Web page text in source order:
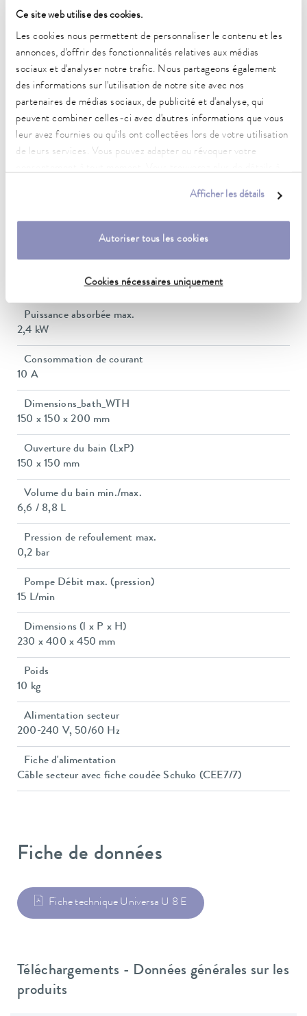
Ce site web utilise des cookies.
Les cookies nous permettent de personnaliser le contenu et les
annonces, d'offrir des fonctionnalités relatives aux médias
sociaux et d'analyser notre trafic. Nous partageons également
des informations sur l'utilisation de notre site avec nos
partenaires de médias sociaux, de publicité et d'analyse, qui
peuvent combiner celles-ci avec d'autres informations que vous
leur avez fournies ou qu'ils ont collectées lors de votre utilisation
de leurs services. Vous pouvez adapter ou révoquer votre
Afficher les détails
Autoriser tous les cookies
Cookies nécessaires uniquement
Plage de température de fonctionnement
35 ... 100 °C
Plage de température de fonctionnement avec
20 ... 100 °C
Plage de température de fonctionnement
-30 ... 100 °C
Puissance absorbée max.
2,4 kW
Consommation de courant
10 A
Dimensions_bath_WTH
150 x 150 x 200 mm
Ouverture du bain (LxP)
150 x 150 mm
Volume du bain min./max.
6,6 / 8,8 L
Pression de refoulement max.
0,2 bar
Pompe Débit max. (pression)
15 L/min
Dimensions (l x P x H)
230 x 400 x 450 mm
Poids
10 kg
Alimentation secteur
200-240 V, 50/60 Hz
Fiche d'alimentation
Câble secteur avec fiche coudée Schuko (CEE7/7)
Fiche de données
Fiche technique Universa U 8 E
Téléchargements - Données générales sur les
produits